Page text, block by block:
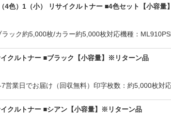
色）1（小） リサイクルトナー ■4色セット【小容量】
ック約5,000枚/カラー約5,000枚対応機種：
クルトナー ■ブラック【小容量】※リターン品
営業日でお届け（回収無料）印字枚数：約5,000枚
クルトナー ■シアン【小容量】※リターン品